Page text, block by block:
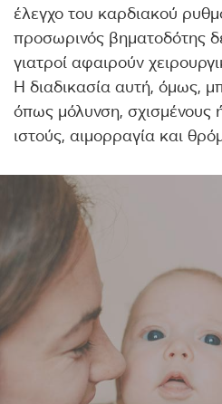
έλεγχο του καρδιακού
προσωρινός βηματοδότης
γιατροί αφαιρούν
Η διαδικασία αυτή, όμως,
όπως μόλυνση, σχισμένους
ιστούς, αιμορραγία και